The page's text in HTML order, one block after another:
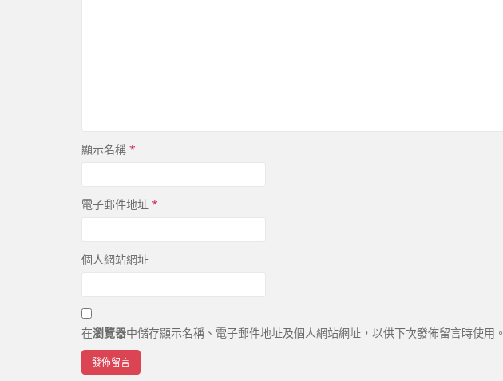
顯示名稱 *
電子郵件地址 *
個人網站網址
在瀏覽器中儲存顯示名稱、電子郵件地址及個人網站網址，以供下次發佈留言時使用。